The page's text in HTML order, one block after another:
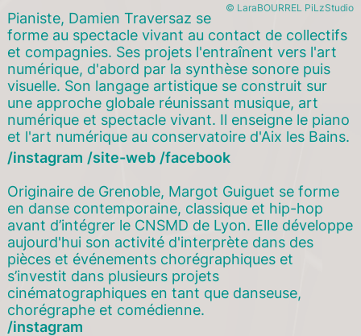
© LaraBOURREL PiLzStudio
Pianiste, Damien Traversaz se
forme au spectacle vivant au contact de collectifs
et compagnies. Ses projets l'entraînent vers l'art
numérique, d'abord par la synthèse sonore puis
visuelle. Son langage artistique se construit sur
une approche globale réunissant musique, art
numérique et spectacle vivant. Il enseigne le piano
et l'art numérique au conservatoire d'Aix les Bains.
instagram
site-web facebook
Originaire de Grenoble, Margot Guiguet se forme
en danse contemporaine, classique et hip-hop
avant d’intégrer le CNSMD de Lyon. Elle développe
aujourd'hui son activité d'interprète dans des
pièces et événements chorégraphiques et
s’investit dans plusieurs projets
cinématographiques en tant que danseuse,
chorégraphe et comédienne.
instagram